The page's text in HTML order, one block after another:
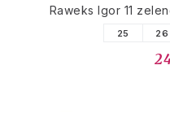
Raweks Igor 11
25 26